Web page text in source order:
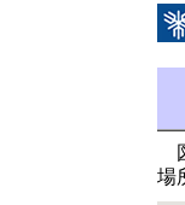
場